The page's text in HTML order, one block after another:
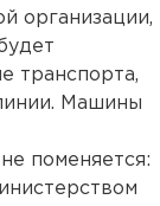
организации,
транспорта,
Машины
поменяется: